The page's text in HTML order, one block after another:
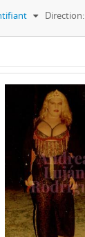
Direction: